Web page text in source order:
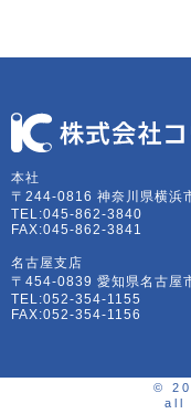
本社
〒244-0816 神奈川県横浜
TEL:045-862-3840
FAX:045-862-3841
名古屋支店
〒454-0839 愛知県名古屋
TEL:052-354-1155
FAX:052-354-1156
©
all